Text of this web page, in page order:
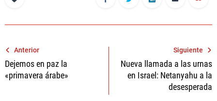
Navegación
de
entradas
Anterior
Dejemos en paz la
«primavera árabe»
Siguiente
Nueva llamada a las urnas
en Israel: Netanyahu a la
desesperada